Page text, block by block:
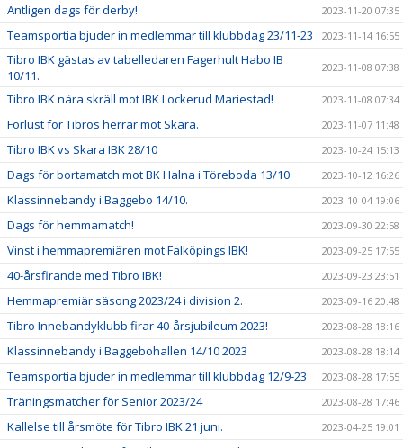
Äntligen dags för derby! 2023-11-20 07:35
Teamsportia bjuder in medlemmar till klubbdag 23/11-23 2023-11-14 16:55
Tibro IBK gästas av tabelledaren Fagerhult Habo IB
10/11.
2023-11-08 07:38
Tibro IBK nära skräll mot IBK Lockerud Mariestad! 2023-11-08 07:34
Förlust för Tibros herrar mot Skara. 2023-11-07 11:48
Tibro IBK vs Skara IBK 28/10 2023-10-24 15:13
Dags för bortamatch mot BK Halna i Töreboda 13/10 2023-10-12 16:26
Klassinnebandy i Baggebo 14/10. 2023-10-04 19:06
Dags för hemmamatch! 2023-09-30 22:58
Vinst i hemmapremiären mot Falköpings IBK! 2023-09-25 17:55
40-årsfirande med Tibro IBK! 2023-09-23 23:51
Hemmapremiär säsong 2023/24 i division 2. 2023-09-16 20:48
Tibro Innebandyklubb firar 40-årsjubileum 2023! 2023-08-28 18:16
Klassinnebandy i Baggebohallen 14/10 2023 2023-08-28 18:14
Teamsportia bjuder in medlemmar till klubbdag 12/9-23 2023-08-28 17:55
Träningsmatcher för Senior 2023/24 2023-08-28 17:46
Kallelse till årsmöte för Tibro IBK 21 juni. 2023-04-25 19:01